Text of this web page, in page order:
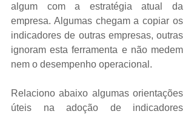
algum com a estratégia atual da
empresa. Algumas chegam a copiar os
indicadores de outras empresas, outras
ignoram esta ferramenta e não medem
nem o desempenho operacional.
Relaciono abaixo algumas orientações
úteis na adoção de indicadores